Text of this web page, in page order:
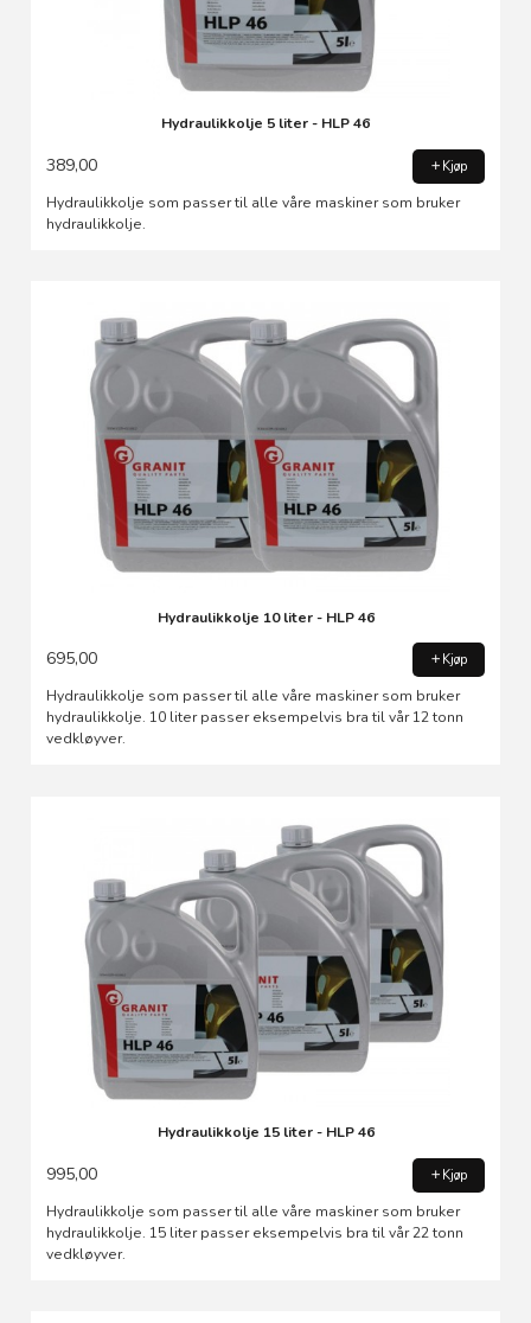
Hydraulikkolje 5 liter - HLP 46
389,00 Kjøp
Hydraulikkolje som passer til alle våre maskiner som bruker
hydraulikkolje.
Hydraulikkolje 10 liter - HLP 46
695,00 Kjøp
Hydraulikkolje som passer til alle våre maskiner som bruker
hydraulikkolje. 10 liter passer eksempelvis bra til vår 12 tonn
vedkløyver.
Hydraulikkolje 15 liter - HLP 46
995,00 Kjøp
Hydraulikkolje som passer til alle våre maskiner som bruker
hydraulikkolje. 15 liter passer eksempelvis bra til vår 22 tonn
vedkløyver.